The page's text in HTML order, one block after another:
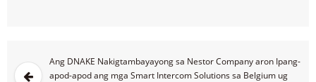
Ang DNAKE Nakigtambayayong sa Nestor Company aron Ipang-
apod-apod ang mga Smart Intercom Solutions sa Belgium ug